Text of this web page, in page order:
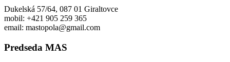
Dukelská 57/64, 087 01 Giraltovce
mobil: +421 905 259 365
email: mastopola@gmail.com
Predseda MAS